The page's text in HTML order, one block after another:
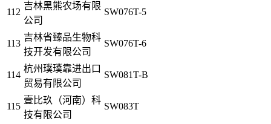
112
吉林黑熊农场有限
公司
SW076T-5
113
吉林省臻品生物科
技开发有限公司
SW076T-6
114
杭州璞璞靠进出口
贸易有限公司
SW081T-B
115
壹比玖（河南）科
技有限公司
SW083T